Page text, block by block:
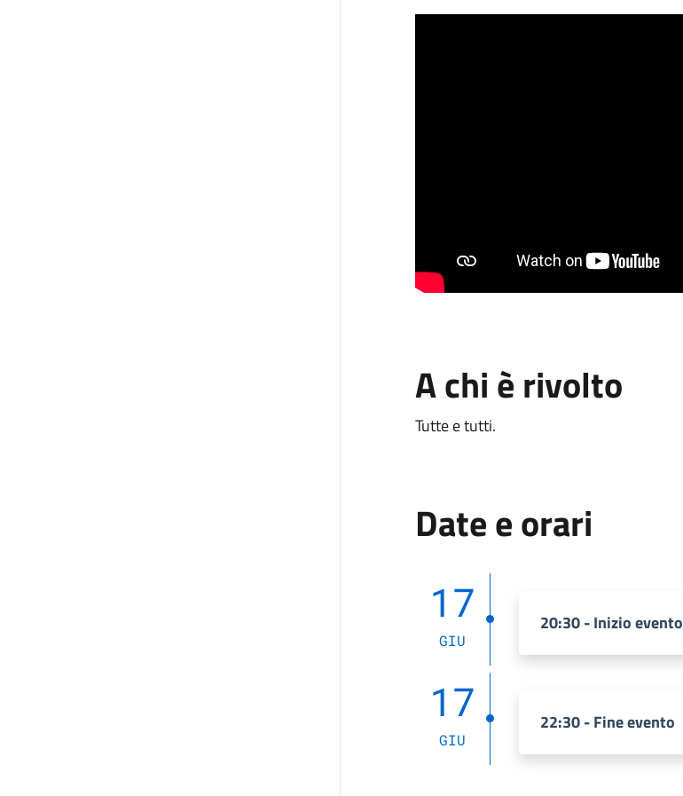
A chi è rivolto
Tutte e tutti.
Date e orari
17
GIU
20:30 - Inizio evento
17
GIU
22:30 - Fine evento